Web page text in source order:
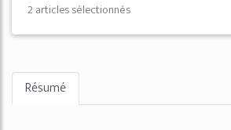
2 articles sélectionnés
Résumé